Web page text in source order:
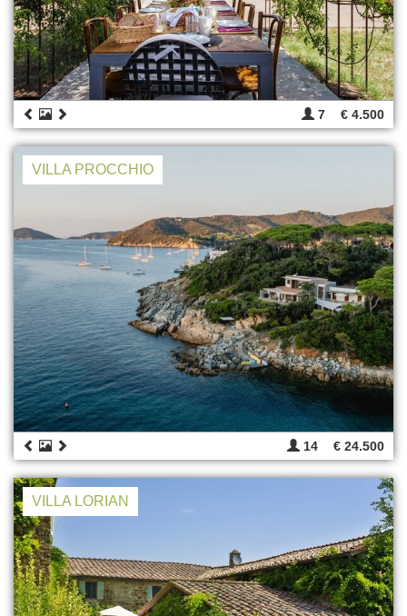
7 € 4.500
VILLA PROCCHIO
14 € 24.500
VILLA LORIAN